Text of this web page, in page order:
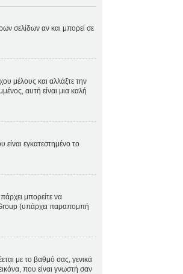
σελίδων αν και μπορεί σε
μέλους και αλλάξτε την
αυτή είναι μια καλή
είναι εγκατεστημένο το
μπορείτε να
Group (υπάρχει παραπομπή
με το βαθμό σας, γενικά
που είναι γνωστή σαν